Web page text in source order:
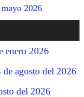
2026
enero 2026
agosto del 2026
del 2026